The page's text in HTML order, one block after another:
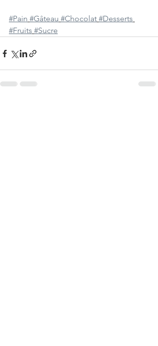
#Pain #Gâteau #Chocolat #Desserts
#Fruits #Sucre